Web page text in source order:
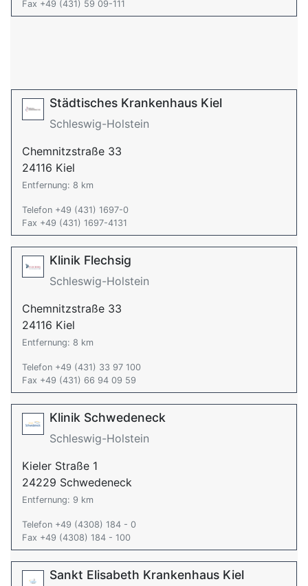
Fax +49 (431) 59 09-111
Städtisches Krankenhaus Kiel
Schleswig-Holstein
Chemnitzstraße 33
24116 Kiel
Entfernung: 8 km
Telefon +49 (431) 1697-0
Fax +49 (431) 1697-4131
Klinik Flechsig
Schleswig-Holstein
Chemnitzstraße 33
24116 Kiel
Entfernung: 8 km
Telefon +49 (431) 33 97 100
Fax +49 (431) 66 94 09 59
Klinik Schwedeneck
Schleswig-Holstein
Kieler Straße 1
24229 Schwedeneck
Entfernung: 9 km
Telefon +49 (4308) 184 - 0
Fax +49 (4308) 184 - 100
Sankt Elisabeth Krankenhaus Kiel